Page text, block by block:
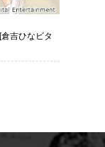
吉ひなビタ